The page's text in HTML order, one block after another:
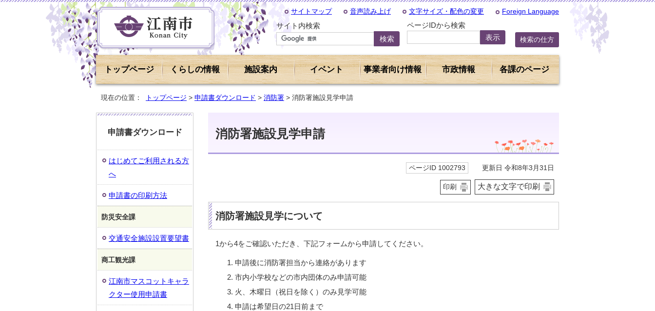
サイトマップ 音声読み上げ 文字サイズ・配色の変更 Foreign Language
サイト内検索 ページIDから検索
検索の仕方
トップページ くらしの情報 施設案内 イベント 事業者向け情報 市政情報 各課のページ
現在の位置： トップページ > 申請書ダウンロード > 消防署 > 消防署施設見学申請
消防署施設見学申請
ページID 1002793 更新日 令和8年3月31日
印刷 大きな文字で印刷
消防署施設見学について
1から4をご確認いただき、下記フォームから申請してください。
申請後に消防署担当から連絡があります
市内小学校などの市内団体のみ申請可能
火、木曜日（祝日を除く）のみ見学可能
申請は希望日の21日前まで
申請書ダウンロード
はじめてご利用される方
へ
申請書の印刷方法
防災安全課
交通安全施設設置要望書
商工観光課
江南市マスコットキャラ
クター使用申請書